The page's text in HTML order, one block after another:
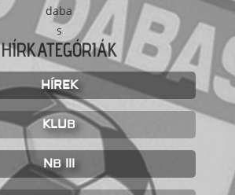
HÍRKATEGÓRIÁK
HÍREK
KLUB
NB III